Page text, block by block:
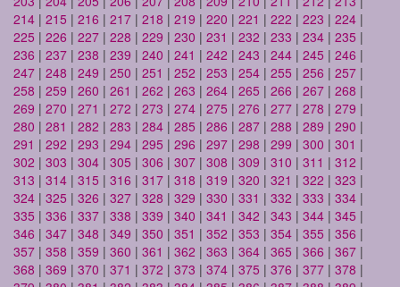
214 | 215 | 216 | 217 | 218 | 219 | 220 | 221 | 222 | 223 | 224 |
225 | 226 | 227 | 228 | 229 | 230 | 231 | 232 | 233 | 234 | 235 |
236 | 237 | 238 | 239 | 240 | 241 | 242 | 243 | 244 | 245 | 246 |
247 | 248 | 249 | 250 | 251 | 252 | 253 | 254 | 255 | 256 | 257 |
258 | 259 | 260 | 261 | 262 | 263 | 264 | 265 | 266 | 267 | 268 |
269 | 270 | 271 | 272 | 273 | 274 | 275 | 276 | 277 | 278 | 279 |
280 | 281 | 282 | 283 | 284 | 285 | 286 | 287 | 288 | 289 | 290 |
291 | 292 | 293 | 294 | 295 | 296 | 297 | 298 | 299 | 300 | 301 |
302 | 303 | 304 | 305 | 306 | 307 | 308 | 309 | 310 | 311 | 312 |
313 | 314 | 315 | 316 | 317 | 318 | 319 | 320 | 321 | 322 | 323 |
324 | 325 | 326 | 327 | 328 | 329 | 330 | 331 | 332 | 333 | 334 |
335 | 336 | 337 | 338 | 339 | 340 | 341 | 342 | 343 | 344 | 345 |
346 | 347 | 348 | 349 | 350 | 351 | 352 | 353 | 354 | 355 | 356 |
357 | 358 | 359 | 360 | 361 | 362 | 363 | 364 | 365 | 366 | 367 |
368 | 369 | 370 | 371 | 372 | 373 | 374 | 375 | 376 | 377 | 378 |